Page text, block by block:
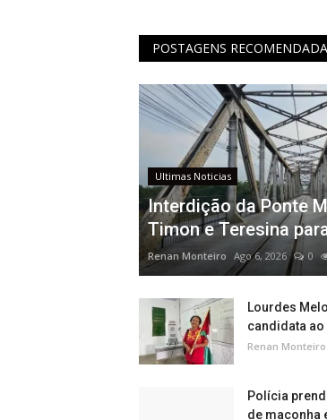
POSTAGENS
Ultimas Noticias
Interdição da Ponte
Timon e Teresina
Renan Monteiro Ago 6, 2026 0
Lourdes
candidata
Renan Monteiro
Polícia
de maconha